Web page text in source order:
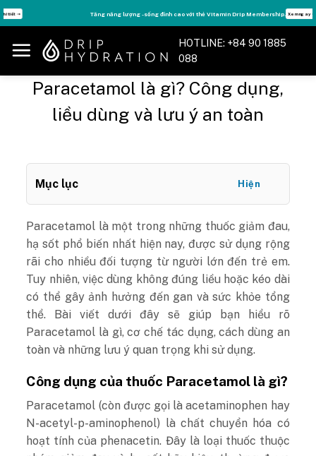
Skip
to
content
Tăng năng lượng - sống đỉnh cao với thẻ Vitamin Drip Membership. Xem ngay ➝
HOTLINE: +84 90 1885
088
Paracetamol là gì? Công dụng,
liều dùng và lưu ý an toàn
Mục lục Hiện
Paracetamol là một trong những thuốc giảm đau,
hạ sốt phổ biến nhất hiện nay, được sử dụng rộng
rãi cho nhiều đối tượng từ người lớn đến trẻ em.
Tuy nhiên, việc dùng không đúng liều hoặc kéo dài
có thể gây ảnh hưởng đến gan và sức khỏe tổng
thể. Bài viết dưới đây sẽ giúp bạn hiểu rõ
Paracetamol là gì, cơ chế tác dụng, cách dùng an
toàn và những lưu ý quan trọng khi sử dụng.
Công dụng của thuốc Paracetamol là gì?
Paracetamol (còn được gọi là acetaminophen hay
N-acetyl-p-aminophenol) là chất chuyển hóa có
hoạt tính của phenacetin. Đây là loại thuốc thuộc